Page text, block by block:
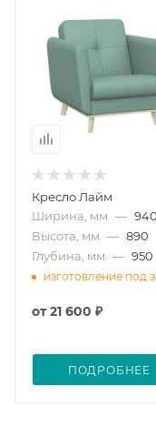
Кресло Лайм
Ширина, мм — 940
Высота, мм — 890
Глубина, мм — 950
изготовление под
от21 600 ₽
ПОДРОБНЕЕ